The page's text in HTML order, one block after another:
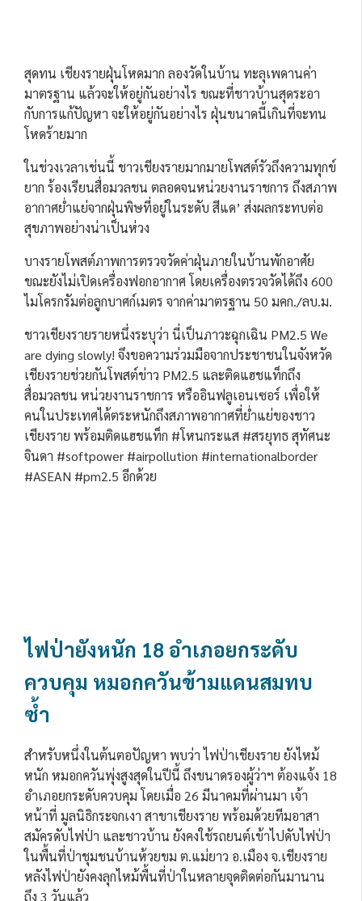
สุดทน เชียงรายฝุ่นโหดมาก ลองวัดในบ้าน ทะลุเพดานค่า
มาตรฐาน แล้วจะให้อยู่กันอย่างไร ขณะที่ชาวบ้านสุดระอา
กับการแก้ปัญหา จะให้อยู่กันอย่างไร ฝุ่นขนาดนี้เกินที่จะทน
โหดร้ายมาก
ในช่วงเวลาเช่นนี้ ชาวเชียงรายมากมายโพสต์รัวถึงความทุกข์
ยาก ร้องเรียนสื่อมวลชน ตลอดจนหน่วยงานราชการ ถึงสภาพ
อากาศย่ำแย่จากฝุ่นพิษที่อยู่ในระดับ สีแด’ ส่งผลกระทบต่อ
สุขภาพอย่างน่าเป็นห่วง
บางรายโพสต์ภาพการตรวจวัดค่าฝุ่นภายในบ้านพักอาศัย
ขณะยังไม่เปิดเครื่องฟอกอากาศ โดยเครื่องตรวจวัดได้ถึง 600
ไมโครกรัมต่อลูกบาศก์เมตร จากค่ามาตรฐาน 50 มคก./ลบ.ม.
ชาวเชียงรายรายหนึ่งระบุว่า นี่เป็นภาวะฉุกเฉิน PM2.5 We
are dying slowly! จึงขอความร่วมมือจากประชาชนในจังหวัด
เชียงรายช่วยกันโพสต์ข่าว PM2.5 และติดแฮชแท็กถึง
สื่อมวลชน หน่วยงานราชการ หรืออินฟลูเอนเซอร์ เพื่อให้
คนในประเทศได้ตระหนักถึงสภาพอากาศที่ย่ำแย่ของชาว
เชียงราย พร้อมติดแฮชแท็ก #โหนกระแส #สรยุทธ สุทัศนะ
จินดา #softpower #airpollution #internationalborder
#ASEAN #pm2.5 อีกด้วย
ไฟป่ายังหนัก 18 อำเภอยกระดับ
ควบคุม หมอกควันข้ามแดนสมทบ
ซ้ำ
สำหรับหนึ่งในต้นตอปัญหา พบว่า ไฟป่าเชียงราย ยังไหม้
หนัก หมอกควันพุ่งสูงสุดในปีนี้ ถึงขนาดรองผู้ว่าฯ ต้องแจ้ง 18
อำเภอยกระดับควบคุม โดยเมื่อ 26 มีนาคมที่ผ่านมา เจ้า
หน้าที่ มูลนิธิกระจกเงา สาขาเชียงราย พร้อมด้วยทีมอาสา
สมัครดับไฟป่า และชาวบ้าน ยังคงใช้รถยนต์เข้าไปดับไฟป่า
ในพื้นที่ป่าชุมชนบ้านห้วยขม ต.แม่ยาว อ.เมือง จ.เชียงราย
หลังไฟป่ายังคงลุกไหม้พื้นที่ป่าในหลายจุดติดต่อกันมานาน
ถึง 3 วันแล้ว